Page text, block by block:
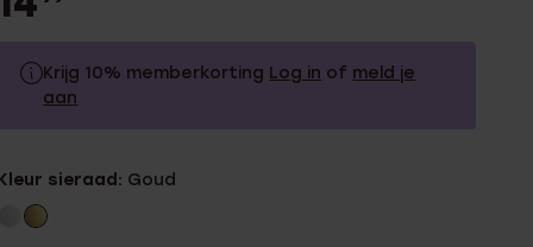
Krijg 10% memberkorting Log in of meld je
aan
Zonder memberkorting
sieraad: Goud